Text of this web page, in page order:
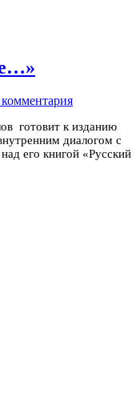
комментария
готовит к изданию
диалогом с
его книгой «Русский